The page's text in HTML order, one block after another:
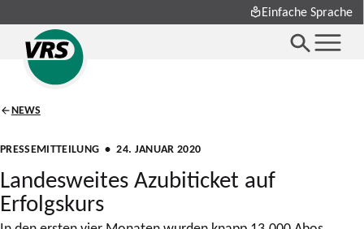
Einfache Sprache
NEWS
PRESSEMITTEILUNG • 24. JANUAR 2020
Landesweites Azubiticket auf
Erfolgskurs